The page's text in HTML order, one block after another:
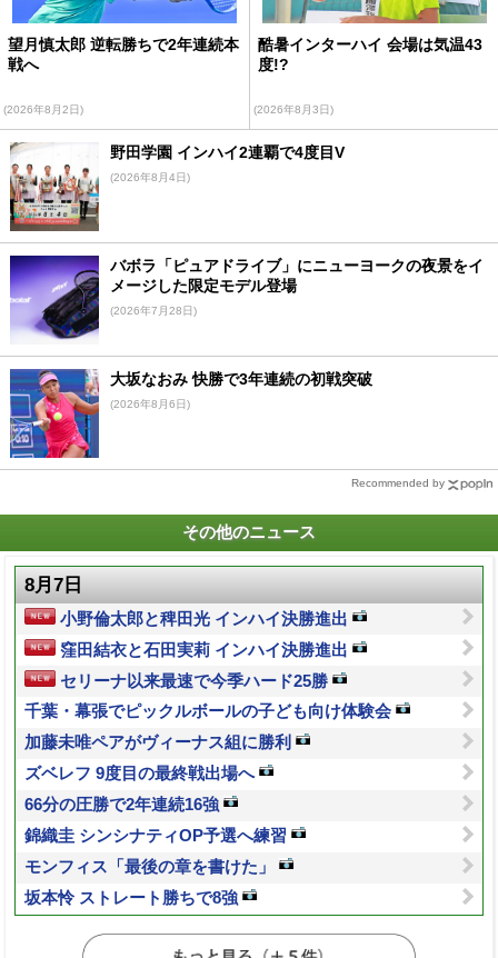
望月慎太郎 逆転勝ちで2年連続本
戦へ
(2026年8月2日)
酷暑インターハイ 会場は気温43
度!?
(2026年8月3日)
野田学園 インハイ2連覇で4度目V
(2026年8月4日)
バボラ「ピュアドライブ」にニューヨークの夜景をイ
メージした限定モデル登場
(2026年7月28日)
大坂なおみ 快勝で3年連続の初戦突破
(2026年8月6日)
Recommended by
その他のニュース
8月7日
小野倫太郎と稗田光 インハイ決勝進出
窪田結衣と石田実莉 インハイ決勝進出
セリーナ以来最速で今季ハード25勝
千葉・幕張でピックルボールの子ども向け体験会
加藤未唯ペアがヴィーナス組に勝利
ズベレフ 9度目の最終戦出場へ
66分の圧勝で2年連続16強
錦織圭 シンシナティOP予選へ練習
モンフィス「最後の章を書けた」
坂本怜 ストレート勝ちで8強